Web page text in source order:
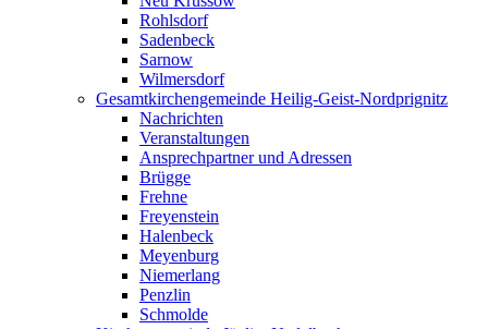
Rohlsdorf
Sadenbeck
Sarnow
Wilmersdorf
Gesamtkirchengemeinde Heilig-Geist-Nordprignitz
Nachrichten
Veranstaltungen
Ansprechpartner und Adressen
Brügge
Frehne
Freyenstein
Halenbeck
Meyenburg
Niemerlang
Penzlin
Schmolde